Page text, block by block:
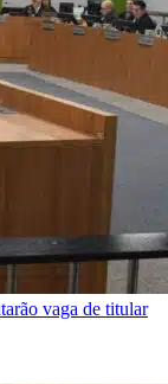
vaga de titular